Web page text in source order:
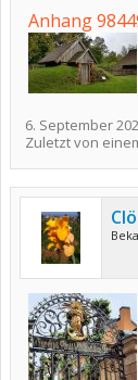
Anhang
6. September
Zuletzt von